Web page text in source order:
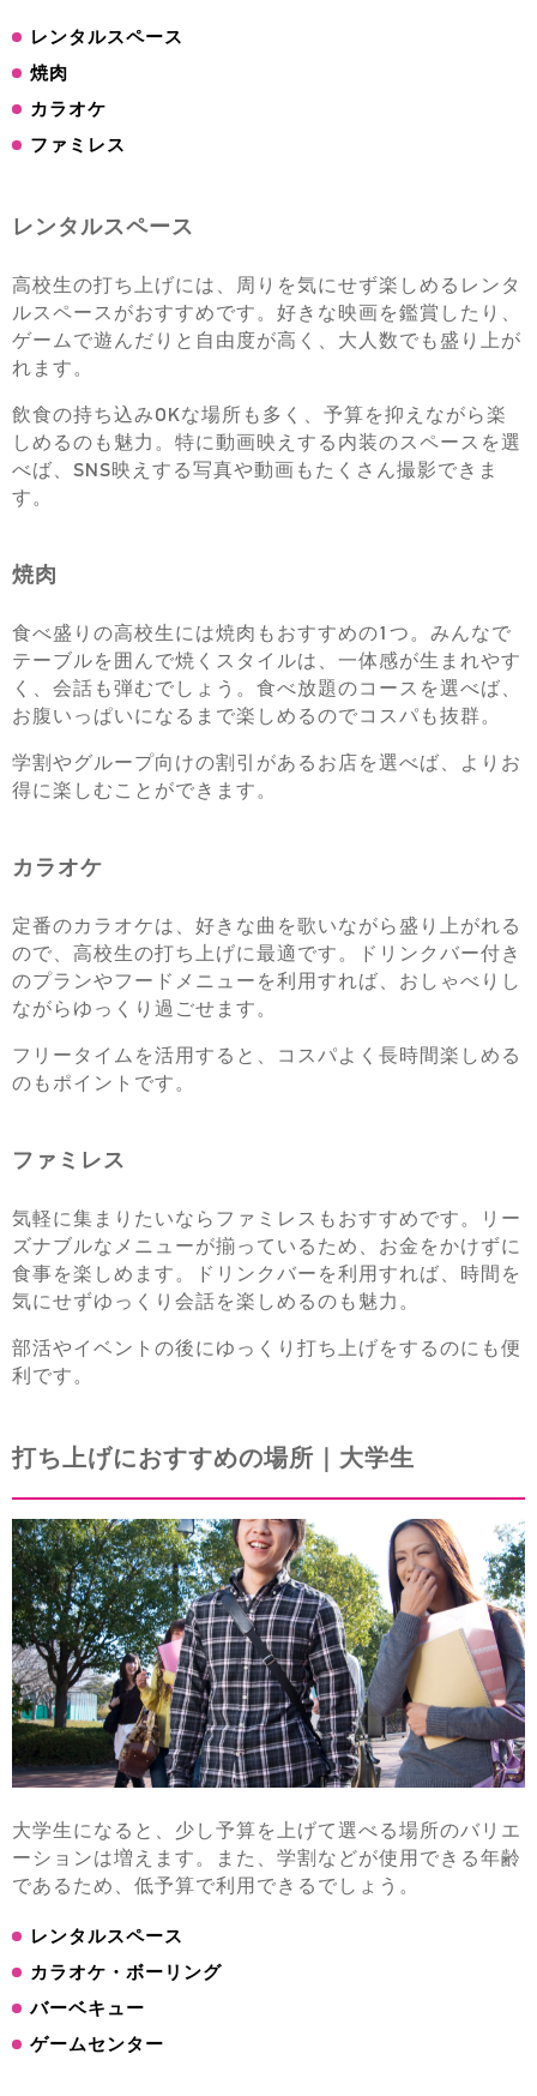
レンタルスペース
焼肉
カラオケ
ファミレス
レンタルスペース
高校生の打ち上げには、周りを気にせず楽しめるレンタ
ルスペースがおすすめです。好きな映画を鑑賞したり、
ゲームで遊んだりと自由度が高く、大人数でも盛り上が
れます。
飲食の持ち込みOKな場所も多く、予算を抑えながら楽
しめるのも魅力。特に動画映えする内装のスペースを選
べば、SNS映えする写真や動画もたくさん撮影できま
す。
焼肉
食べ盛りの高校生には焼肉もおすすめの1つ。みんなで
テーブルを囲んで焼くスタイルは、一体感が生まれやす
く、会話も弾むでしょう。食べ放題のコースを選べば、
お腹いっぱいになるまで楽しめるのでコスパも抜群。
学割やグループ向けの割引があるお店を選べば、よりお
得に楽しむことができます。
カラオケ
定番のカラオケは、好きな曲を歌いながら盛り上がれる
ので、高校生の打ち上げに最適です。ドリンクバー付き
のプランやフードメニューを利用すれば、おしゃべりし
ながらゆっくり過ごせます。
フリータイムを活用すると、コスパよく長時間楽しめる
のもポイントです。
ファミレス
気軽に集まりたいならファミレスもおすすめです。リー
ズナブルなメニューが揃っているため、お金をかけずに
食事を楽しめます。ドリンクバーを利用すれば、時間を
気にせずゆっくり会話を楽しめるのも魅力。
部活やイベントの後にゆっくり打ち上げをするのにも便
利です。
打ち上げにおすすめの場所｜大学生
大学生になると、少し予算を上げて選べる場所のバリエ
ーションは増えます。また、学割などが使用できる年齢
であるため、低予算で利用できるでしょう。
レンタルスペース
カラオケ・ボーリング
バーベキュー
ゲームセンター